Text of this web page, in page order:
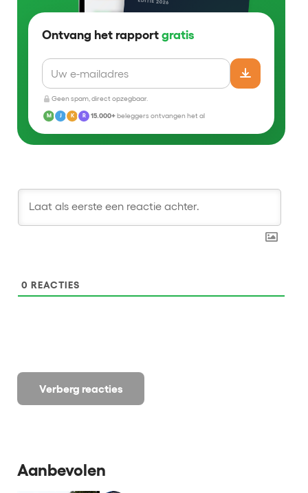
Ontvang het rapport gratis
Geen spam, direct opzegbaar.
M J K R 15.000+beleggers ontvangen het al
Verberg reacties
0 REACTIES
Aanbevolen